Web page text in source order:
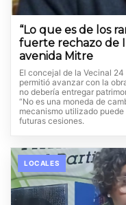
“Lo que es de los
fuerte rechazo de
avenida Mitre
El concejal de la Vecinal
permitió avanzar con la
no debería entregar
“No es una moneda de
mecanismo utilizado
futuras cesiones.
LOCALES